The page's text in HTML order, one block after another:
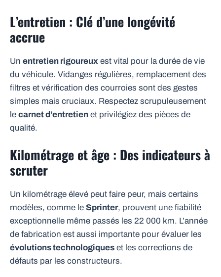
L’entretien : Clé d’une longévité
accrue
Un entretien rigoureux est vital pour la durée de vie
du véhicule. Vidanges régulières, remplacement des
filtres et vérification des courroies sont des gestes
simples mais cruciaux. Respectez scrupuleusement
le carnet d’entretien et privilégiez des pièces de
qualité.
Kilométrage et âge : Des indicateurs à
scruter
Un kilométrage élevé peut faire peur, mais certains
modèles, comme le Sprinter, prouvent une fiabilité
exceptionnelle même passés les 22 000 km. L’année
de fabrication est aussi importante pour évaluer les
évolutions technologiques et les corrections de
défauts par les constructeurs.